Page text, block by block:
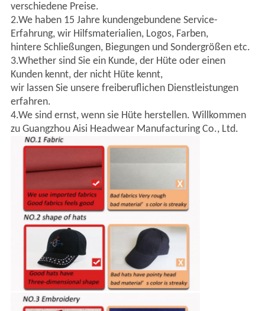
verschiedene Preise.
2.We haben 15 Jahre kundengebundene Service-
Erfahrung, wir Hilfsmaterialien, Logos, Farben,
hintere Schließungen, Biegungen und Sondergrößen etc.
3.Whether sind Sie ein Kunde, der Hüte oder einen
Kunden kennt, der nicht Hüte kennt,
wir lassen Sie unsere freiberuflichen Dienstleistungen
erfahren.
4.We sind ernst, wenn sie Hüte herstellen. Willkommen
zu Guangzhou Aisi Headwear Manufacturing Co., Ltd.